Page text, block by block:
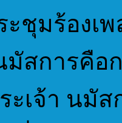
ชุมร้องเ
มัสการคื
ะเจ้า นมั